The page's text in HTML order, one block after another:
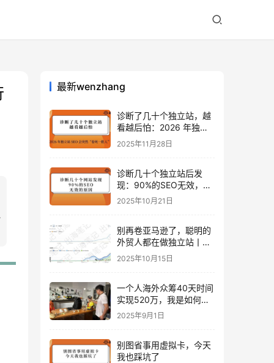
最新wenzhang
诊断了几十个独立站，越
看越后怕：2026 年独立
站 SEO 可能会突然“卷死
一批人”？
2025年11月28日
诊断几十个独立站后发
现：90%的SEO无效，是
因为忽略了这关键一步
2025年10月21日
别再卷亚马逊了，聪明的
外贸人都在做独立站丨出
海笔记
2025年10月15日
一个人海外众筹40天时间
实现520万，我是如何做
到的？丨出海笔记
2025年9月1日
别图省事用虚拟卡，今天
我也踩坑了